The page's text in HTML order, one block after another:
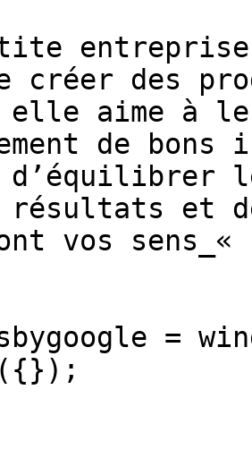
entreprise
créer des
elle aime à
de
d’équilibrer
résultats et
vos sens_«